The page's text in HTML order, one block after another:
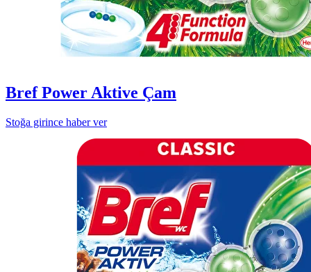
Bref Power Aktive Çam
Stoğa girince haber ver